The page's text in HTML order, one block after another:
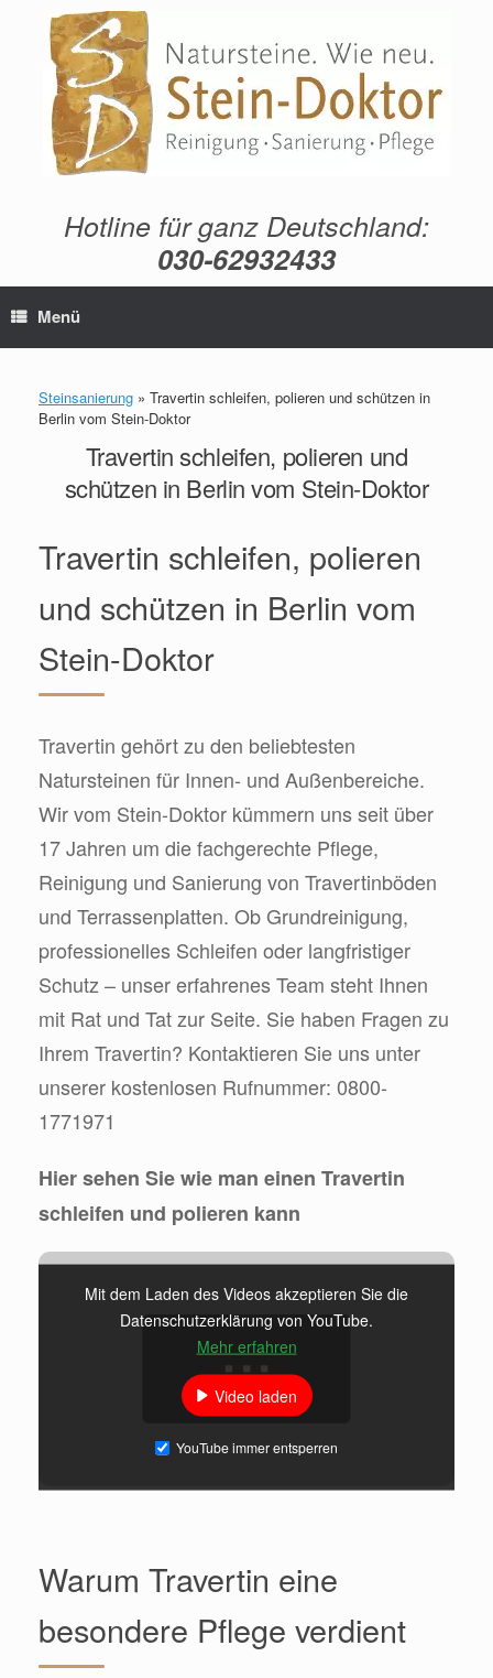
springen
Hotline für ganz Deutschland:
030-62932433
Menü
Steinsanierung » Travertin schleifen, polieren und schützen in
Berlin vom Stein-Doktor
Travertin schleifen, polieren und
schützen in Berlin vom Stein-Doktor
Travertin schleifen, polieren
und schützen in Berlin vom
Stein-Doktor
Travertin gehört zu den beliebtesten
Natursteinen für Innen- und Außenbereiche.
Wir vom Stein-Doktor kümmern uns seit über
17 Jahren um die fachgerechte Pflege,
Reinigung und Sanierung von Travertinböden
und Terrassenplatten. Ob Grundreinigung,
professionelles Schleifen oder langfristiger
Schutz – unser erfahrenes Team steht Ihnen
mit Rat und Tat zur Seite. Sie haben Fragen zu
Ihrem Travertin? Kontaktieren Sie uns unter
unserer kostenlosen Rufnummer: 0800-
1771971
Hier sehen Sie wie man einen Travertin
schleifen und polieren kann
Mit dem Laden des Videos akzeptieren Sie die
Datenschutzerklärung von YouTube.
Mehr erfahren
Video laden
YouTube immer entsperren
Warum Travertin eine
besondere Pflege verdient